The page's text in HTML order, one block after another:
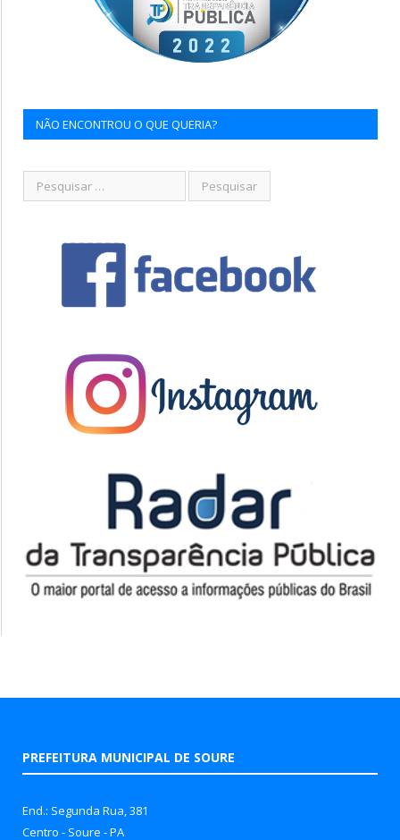
NÃO ENCONTROU O QUE QUERIA?
PREFEITURA MUNICIPAL DE SOURE
End.: Segunda Rua, 381
Centro - Soure - PA